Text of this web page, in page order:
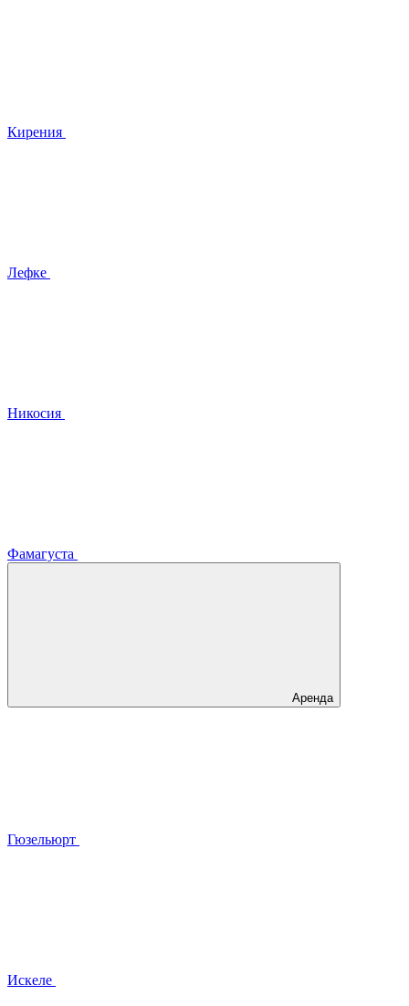
Кирения
Лефке
Никосия
Фамагуста
Аренда
Гюзельюрт
Искеле